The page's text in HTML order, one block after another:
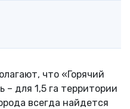
что «Горячий
– для 1,5 га территории
всегда найдется